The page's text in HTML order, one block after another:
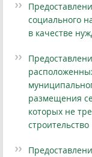
социального
в качестве
размещения
которых не
строительство